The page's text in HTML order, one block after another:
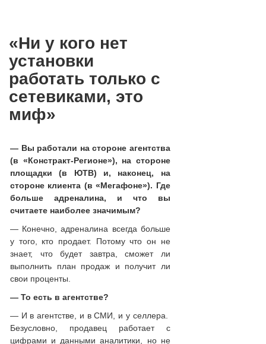
«Ни у кого нет
установки
работать только с
сетевиками, это
миф»
— Вы работали на стороне агентства
(в «Констракт-Регионе»), на стороне
площадки (в ЮТВ) и, наконец, на
стороне клиента (в «Мегафоне»). Где
больше адреналина, и что вы
считаете наиболее значимым?
— Конечно, адреналина всегда больше
у того, кто продает. Потому что он не
знает, что будет завтра, сможет ли
выполнить план продаж и получит ли
свои проценты.
— То есть в агентстве?
— И в агентстве, и в СМИ, и у селлера.
Безусловно, продавец работает с
цифрами и данными аналитики, но не